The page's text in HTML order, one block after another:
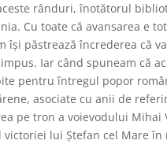
rânduri, înotătorul
Cu toate că avansarea e
îşi păstrează încrederea că
Iar când spuneam că
pentru întregul popor
asociate cu anii de
pe tron a voievodului
victoriei lui Ştefan cel Mare